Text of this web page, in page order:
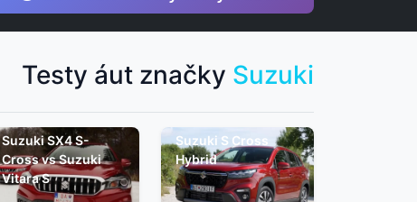
Testy áut značky Suzuki
Suzuki SX4 S-
Cross vs Suzuki
Vitara S
Suzuki S Cross
Hybrid